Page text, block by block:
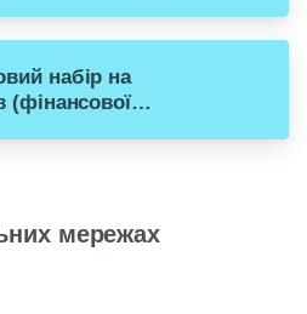
набір на
(фінансової
мережах